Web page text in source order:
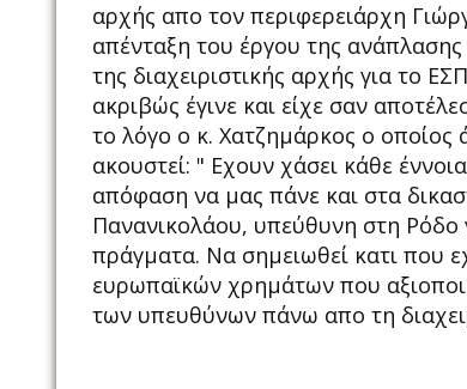
αρχής απο τον περιφερειάρχη
απένταξη του έργου της
της διαχειριστικής αρχής για το
ακριβώς έγινε και είχε σαν
το λόγο ο κ. Χατζημάρκος ο οποίος
ακουστεί: " Εχουν χάσει κάθε
απόφαση να μας πάνε και στα
Πανανικολάου, υπεύθυνη στη Ρόδο
πράγματα. Να σημειωθεί κατι που
ευρωπαϊκών χρημάτων που
των υπευθύνων πάνω απο τη